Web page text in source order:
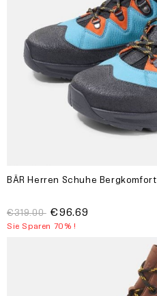
BÄR Herren Schuhe
€319.00 €96.69
Sie Sparen 70% !